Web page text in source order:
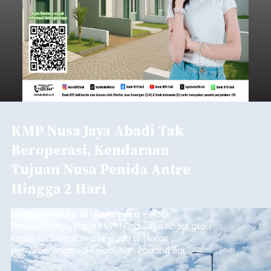
KMP Nusa Jaya Abadi Tak
Beroperasi, Kendaraan
Tujuan Nusa Penida Antre
Hingga 2 Hari
balitribune.co.id I Amlapura - Tidak
beroperasinya kapal KMP. Nusa Jaya Abadi atau
Kapal Roro berdampak pada aktivitas
penyeberangan di Pelabuhan Padang Bai,
Karangasem. Puluhan kendaraan truk, Pick Up